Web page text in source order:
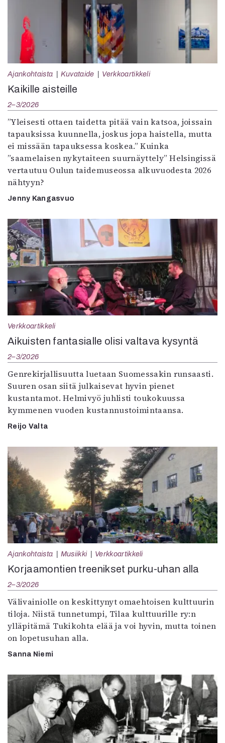
Ajankohtaista Kuvataide Verkkoartikkeli
Kaikille aisteille
2–3/2026
”Yleisesti ottaen taidetta pitää vain katsoa, joissain
tapauksissa kuunnella, joskus jopa haistella, mutta
ei missään tapauksessa koskea.” Kuinka
”saamelaisen nykytaiteen suurnäyttely” Helsingissä
vertautuu Oulun taidemuseossa alkuvuodesta 2026
nähtyyn?
Jenny Kangasvuo
Verkkoartikkeli
Aikuisten fantasialle olisi valtava kysyntä
2–3/2026
Genrekirjallisuutta luetaan Suomessakin runsaasti.
Suuren osan siitä julkaisevat hyvin pienet
kustantamot. Helmivyö juhlisti toukokuussa
kymmenen vuoden kustannustoimintaansa.
Reijo Valta
Ajankohtaista Musiikki Verkkoartikkeli
Korjaamontien treenikset purku-uhan alla
2–3/2026
Välivainiolle on keskittynyt omaehtoisen kulttuurin
tiloja. Niistä tunnetumpi, Tilaa kulttuurille ry:n
ylläpitämä Tukikohta elää ja voi hyvin, mutta toinen
on lopetusuhan alla.
Sanna Niemi